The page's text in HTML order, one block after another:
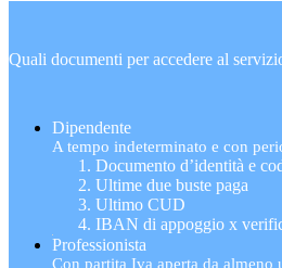
Quali documenti per accedere al
Dipendente
A tempo indeterminato e con
Documento d’identità e
Ultime due buste paga
Ultimo CUD
IBAN di appoggio x
Professionista
Con partita Iva aperta da almeno